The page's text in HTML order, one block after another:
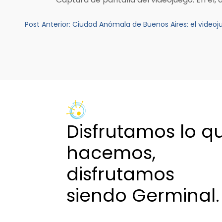
Navegación
Post Anterior: Ciudad Anómala de Buenos Aires: el
Disfrutamos lo
hacemos,
disfrutamos
siendo Germinal.